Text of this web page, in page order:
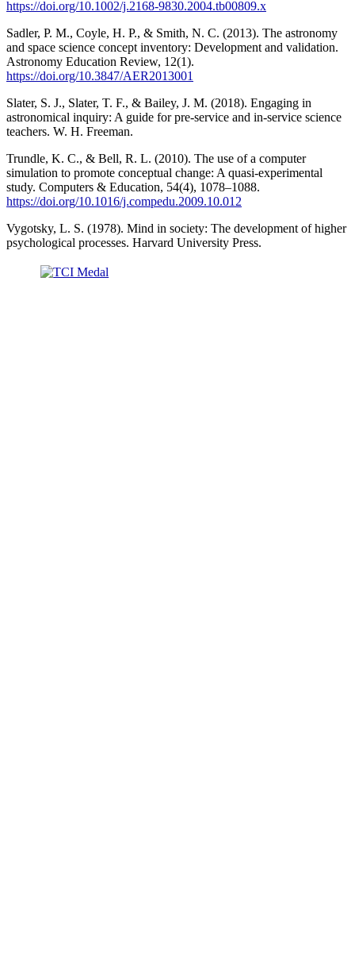
https://doi.org/10.1002/j.2168-9830.2004.tb00809.x
Sadler, P. M., Coyle, H. P., & Smith, N. C. (2013). The astronomy
and space science concept inventory: Development and validation.
Astronomy Education Review, 12(1).
https://doi.org/10.3847/AER2013001
Slater, S. J., Slater, T. F., & Bailey, J. M. (2018). Engaging in
astronomical inquiry: A guide for pre-service and in-service science
teachers. W. H. Freeman.
Trundle, K. C., & Bell, R. L. (2010). The use of a computer
simulation to promote conceptual change: A quasi-experimental
study. Computers & Education, 54(4), 1078–1088.
https://doi.org/10.1016/j.compedu.2009.10.012
Vygotsky, L. S. (1978). Mind in society: The development of higher
psychological processes. Harvard University Press.